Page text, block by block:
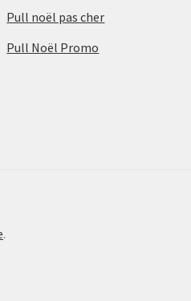
Pull noël pas cher
Pull Noël Promo
.